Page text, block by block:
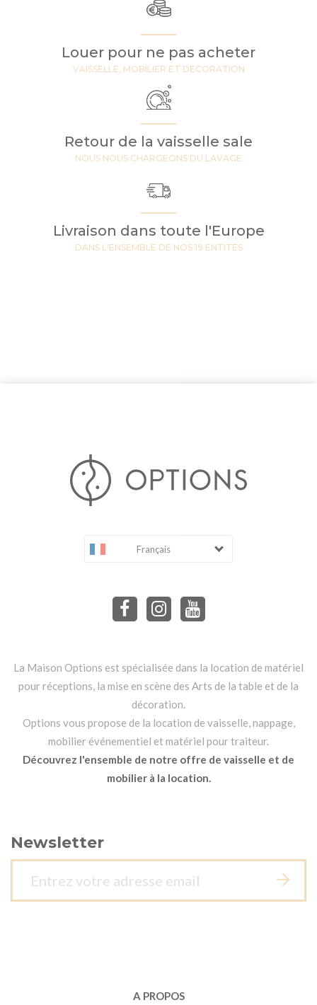
Louer pour ne pas acheter
VAISSELLE, MOBILIER ET DECORATION
Retour de la vaisselle sale
NOUS NOUS CHARGEONS DU LAVAGE
Livraison dans toute l'Europe
DANS L'ENSEMBLE DE NOS 19 ENTITES
Français
La Maison Options est spécialisée dans la location de matériel
pour réceptions, la mise en scène des Arts de la table et de la
décoration.
Options vous propose de la location de vaisselle, nappage,
mobilier événementiel et matériel pour traiteur.
Découvrez l'ensemble de notre offre de vaisselle et de
mobilier à la location.
Newsletter
A PROPOS